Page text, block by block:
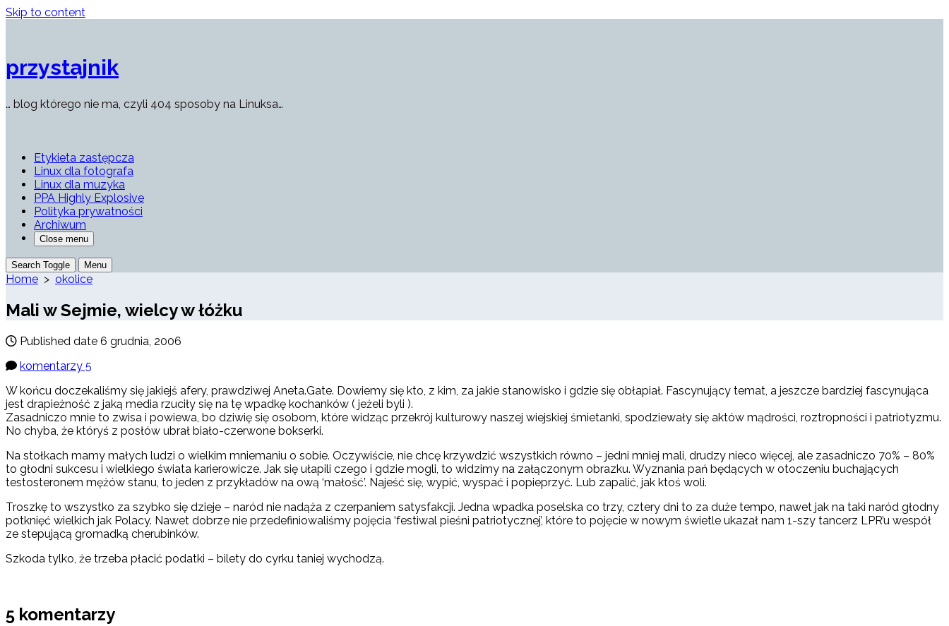
Skip to content
przystajnik
… blog którego nie ma, czyli 404 sposoby na Linuksa…
Etykieta zastępcza
Linux dla fotografa
Linux dla muzyka
PPA Highly Explosive
Polityka prywatności
Archiwum
Close menu
Search Toggle Menu
Home > okolice
Mali w Sejmie, wielcy w łóżku
Published date 6 grudnia, 2006
komentarzy 5
W końcu doczekaliśmy się jakiejś afery, prawdziwej Aneta.Gate. Dowiemy się kto, z kim, za jakie stanowisko i gdzie się obłapiał. Fascynujący temat, a jeszcze bardziej fascynująca
jest drapieżność z jaką media rzuciły się na tę wpadkę kochanków ( jeżeli byli ).
Zasadniczo mnie to zwisa i powiewa, bo dziwię się osobom, które widząc przekrój kulturowy naszej wiejskiej śmietanki, spodziewały się aktów mądrości, roztropności i patriotyzmu.
No chyba, że któryś z posłów ubrał biało-czerwone bokserki.
Na stołkach mamy małych ludzi o wielkim mniemaniu o sobie. Oczywiście, nie chcę krzywdzić wszystkich równo – jedni mniej mali, drudzy nieco więcej, ale zasadniczo 70% – 80%
to głodni sukcesu i wielkiego świata karierowicze. Jak się ułapili czego i gdzie mogli, to widzimy na załączonym obrazku. Wyznania pań będących w otoczeniu buchających
testosteronem mężów stanu, to jeden z przykładów na ową ‘małość’. Najeść się, wypić, wyspać i popieprzyć. Lub zapalić, jak ktoś woli.
Troszkę to wszystko za szybko się dzieje – naród nie nadąża z czerpaniem satysfakcji. Jedna wpadka poselska co trzy, cztery dni to za duże tempo, nawet jak na taki naród głodny
potknięć wielkich jak Polacy. Nawet dobrze nie przedefiniowaliśmy pojęcia ‘festiwal pieśni patriotycznej’, które to pojęcie w nowym świetle ukazał nam 1-szy tancerz LPR’u wespół
ze stepującą gromadką cherubinków.
Szkoda tylko, że trzeba płacić podatki – bilety do cyrku taniej wychodzą.
5 komentarzy